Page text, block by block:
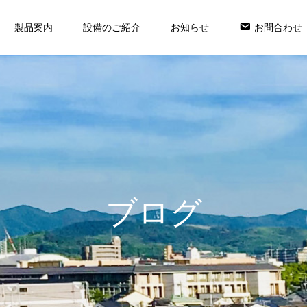
製品案内 設備のご紹介 お知らせ お問合わせ
ブログ